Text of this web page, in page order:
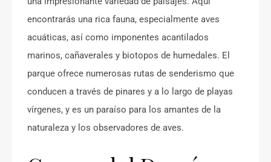
encontrarás una rica fauna, especialmente aves
acuáticas, así como imponentes acantilados
marinos, cañaverales y biotopos de humedales. El
parque ofrece numerosas rutas de senderismo que
conducen a través de pinares y a lo largo de playas
vírgenes, y es un paraíso para los amantes de la
naturaleza y los observadores de aves.